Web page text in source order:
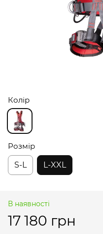
Колір
Розмір
S-L
L-XXL
В наявності
17 180 грн